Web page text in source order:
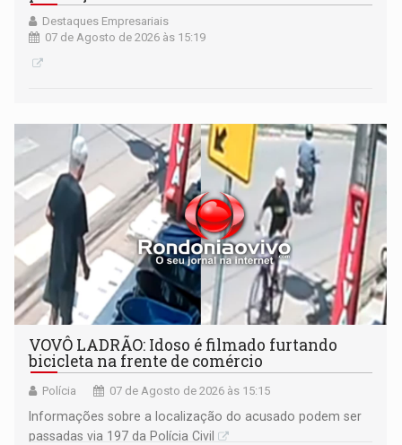
Destaques Empresariais
07 de Agosto de 2026 às 15:19
VOVÔ LADRÃO: Idoso é filmado furtando
bicicleta na frente de comércio
Polícia 07 de Agosto de 2026 às 15:15
Informações sobre a localização do acusado podem ser
passadas via 197 da Polícia Civil